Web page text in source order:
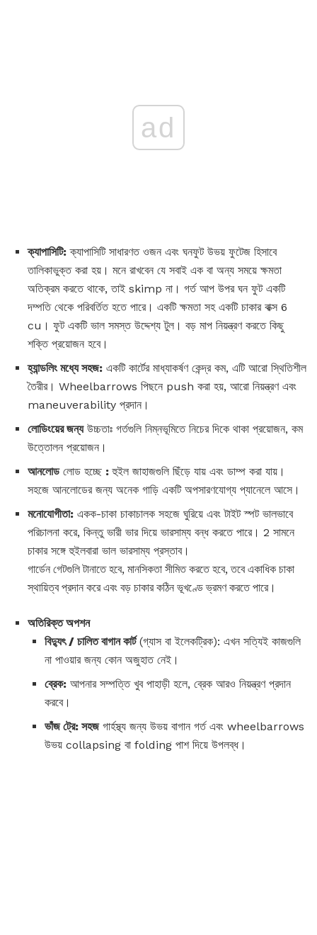
ad
ক্যাপাসিটি: ক্যাপাসিটি সাধারণত ওজন এবং ঘনফুট উভয় ফুটেজ হিসাবে
তালিকাভুক্ত করা হয়। মনে রাখবেন যে সবাই এক বা অন্য সময়ে ক্ষমতা
অতিক্রম করতে থাকে, তাই skimp না। গর্ত আপ উপর ঘন ফুট একটি
দম্পতি থেকে পরিবর্তিত হতে পারে। একটি ক্ষমতা সহ একটি চাকার বাক্স 6
cu। ফুট একটি ভাল সমস্ত উদ্দেশ্য টুল। বড় মাপ নিয়ন্ত্রণ করতে কিছু
শক্তি প্রয়োজন হবে।
হ্যান্ডলিং মধ্যে সহজ: একটি কার্টের মাধ্যাকর্ষণ কেন্দ্র কম, এটি আরো স্থিতিশীল
তৈরীর। Wheelbarrows পিছনে push করা হয়, আরো নিয়ন্ত্রণ এবং
maneuverability প্রদান।
লোডিংয়ের জন্যউচ্চতাঃ গর্তগুলি নিম্নভূমিতে নিচের দিকে থাকা প্রয়োজন, কম
উত্তোলন প্রয়োজন।
আনলোডলোড হচ্ছে : হুইল জাহাজগুলি ছিঁড়ে যায় এবং ডাম্প করা যায়।
সহজে আনলোডের জন্য অনেক গাড়ি একটি অপসারণযোগ্য প্যানেলে আসে।
মনোযোগীতা: একক-চাকা চাকাচালক সহজে ঘুরিয়ে এবং টাইট স্পট ভালভাবে
পরিচালনা করে, কিন্তু ভারী ভার দিয়ে ভারসাম্য বন্ধ করতে পারে। 2 সামনে
চাকার সঙ্গে হুইলবারা ভাল ভারসাম্য প্রস্তাব।
গার্ডেন গেটগুলি টানাতে হবে, মানসিকতা সীমিত করতে হবে, তবে একাধিক চাকা
স্থায়িত্ব প্রদান করে এবং বড় চাকার কঠিন ভূখণ্ডে ভ্রমণ করতে পারে।
অতিরিক্ত অপশন
বিদ্যুৎ / চালিত বাগান কার্ট(গ্যাস বা ইলেকট্রিক): এখন সত্যিই কাজগুলি
না পাওয়ার জন্য কোন অজুহাত নেই।
ব্রেক: আপনার সম্পত্তি খুব পাহাড়ী হলে, ব্রেক আরও নিয়ন্ত্রণ প্রদান
করবে।
ভাঁজ ট্রে: সহজগার্হস্থ্য জন্য উভয় বাগান গর্ত এবং wheelbarrows
উভয় collapsing বা folding পাশ দিয়ে উপলব্ধ।